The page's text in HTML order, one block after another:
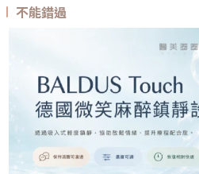
不能錯過